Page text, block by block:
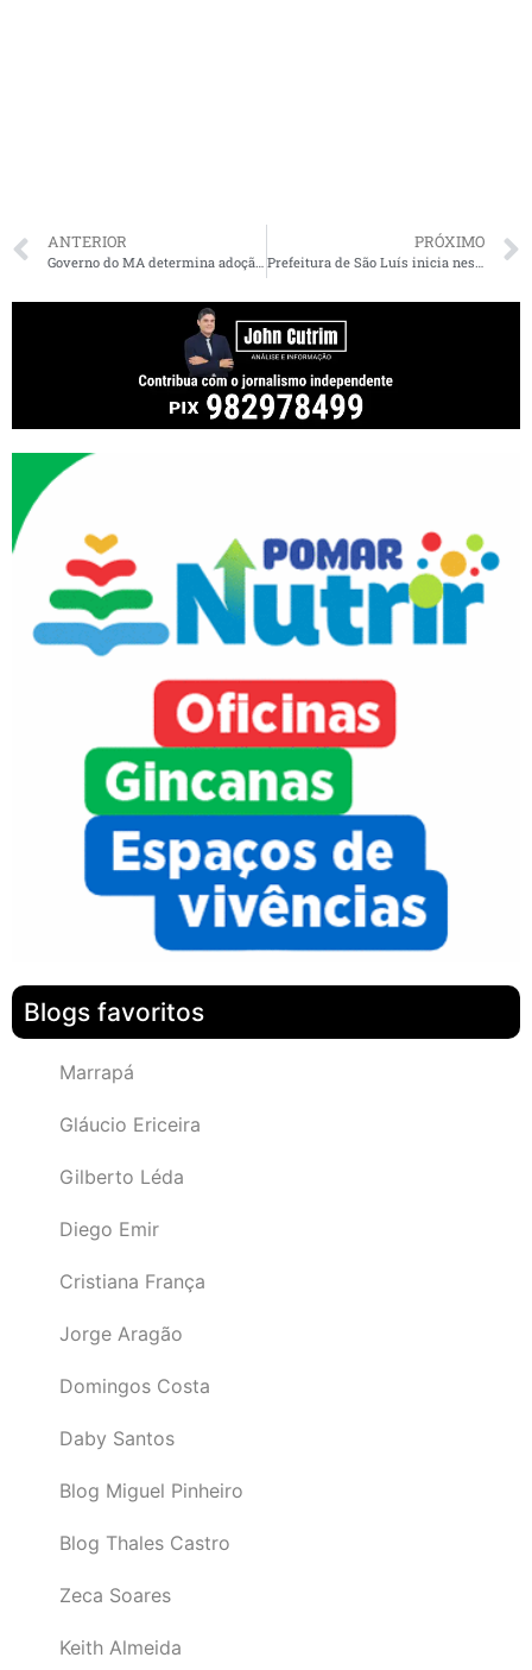
ANTERIOR PRÓXIMO
Blogs favoritos
Marrapá
Gláucio Ericeira
Gilberto Léda
Diego Emir
Cristiana França
Jorge Aragão
Domingos Costa
Daby Santos
Blog Miguel Pinheiro
Blog Thales Castro
Zeca Soares
Keith Almeida